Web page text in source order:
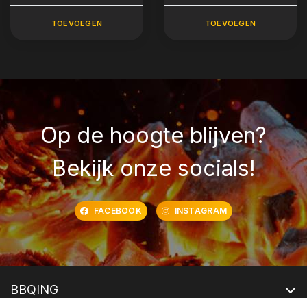
TOEVOEGEN TOEVOEGEN
Op de hoogte blijven?
Bekijk onze socials!
FACEBOOK INSTAGRAM
BBQING